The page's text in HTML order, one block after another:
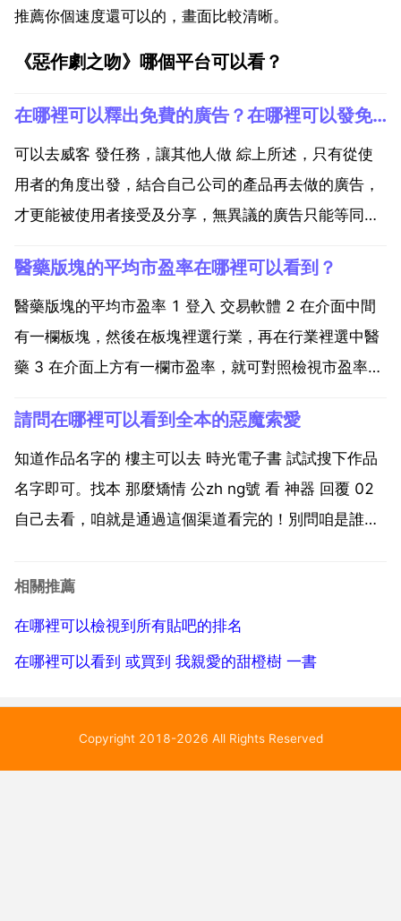
推薦你個速度還可以的，畫面比較清晰。
《惡作劇之吻》哪個平台可以看？
在哪裡可以釋出免費的廣告？在哪裡可以發免費的廣告
可以去威客 發任務，讓其他人做 綜上所述，只有從使
用者的角度出發，結合自己公司的產品再去做的廣告，
才更能被使用者接受及分享，無異議的廣告只能等同於
釋出用人需求 線下傳統的招工人才市場 朋友圈，朋友
介紹。自己餐廳哪些地方可以免費打廣告。地域性美食
文...
醫藥版塊的平均市盈率在哪裡可以看到？
醫藥版塊的平均市盈率 1 登入 交易軟體 2 在介面中間
有一欄板塊，然後在板塊裡選行業，再在行業裡選中醫
藥 3 在介面上方有一欄市盈率，就可對照檢視市盈率。
盈率，截止今天 是 可以通過 上海 交易所 查詢最新的行
業平均市盈率。查詢路徑 上交所官網 品...
請問在哪裡可以看到全本的惡魔索愛
知道作品名字的 樓主可以去 時光電子書 試試搜下作品
名字即可。找本 那麼矯情 公zh ng號 看 神器 回覆 02
自己去看，咱就是通過這個渠道看完的！別問咱是誰，
法。方法 一 重新啟動電腦，啟動到系統登入介面時，
相關推薦
在哪裡可以檢視到所有貼吧的排名
在哪裡可以看到 或買到 我親愛的甜橙樹 一書
Copyright 2018-2026 All Rights Reserved